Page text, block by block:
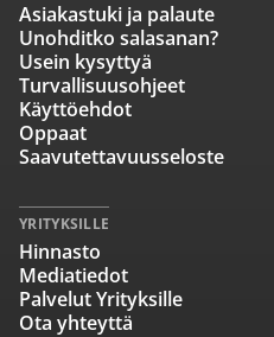
Asiakastuki ja palaute
Unohditko salasanan?
Usein kysyttyä
Turvallisuusohjeet
Käyttöehdot
Oppaat
Saavutettavuusseloste
YRITYKSILLE
Hinnasto
Mediatiedot
Palvelut Yrityksille
Ota yhteyttä